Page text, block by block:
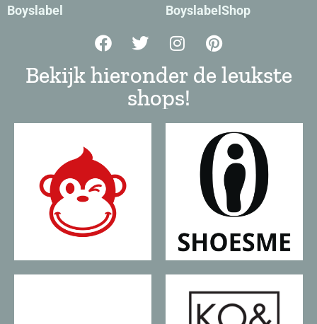
Boyslabel
BoyslabelShop
Bekijk hieronder de leukste
shops!